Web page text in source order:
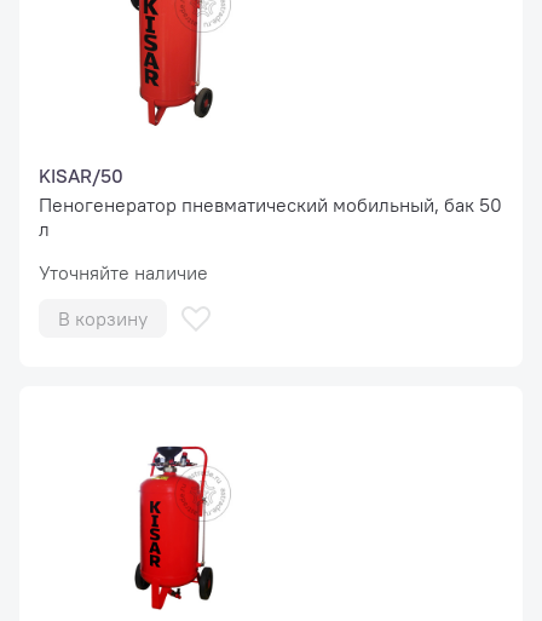
KISAR/50
Пеногенератор пневматический мобильный, бак 50
л
Уточняйте наличие
В корзину